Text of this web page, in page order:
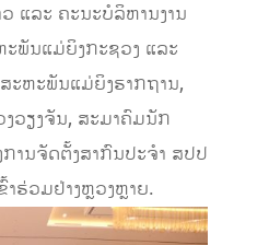
ແລະ ຄະນະບໍລິຫານງານ
ພັນແມ່ຍິງກະຊວງ ແລະ
ະຫະພັນແມ່ຍິງຮາກຖານ,
ວຽງຈັນ, ສະມາຄົມນັກ
ານຈັດຕັ້ງສາກົນປະຈໍາ ສປປ
ຮ່ວມຢ່າງຫຼວງຫຼາຍ.